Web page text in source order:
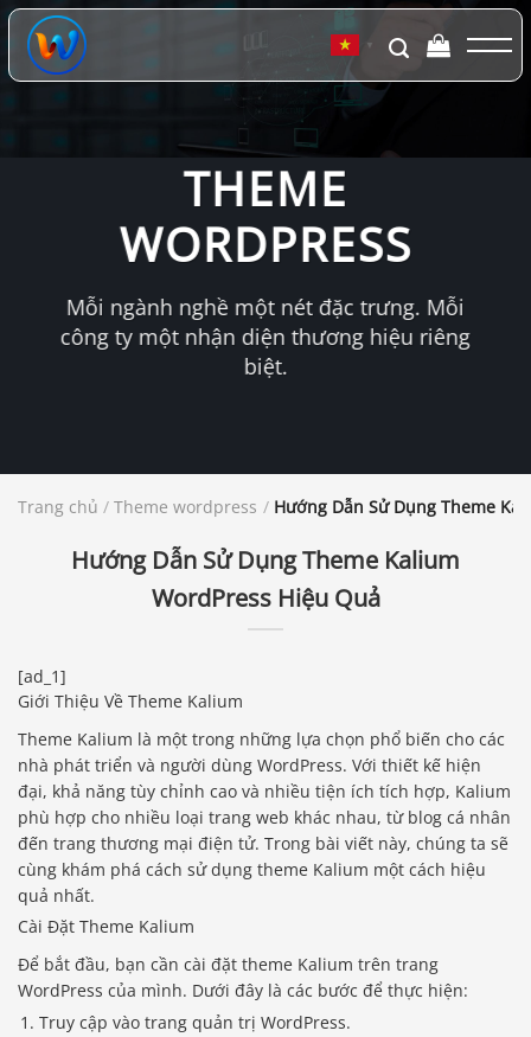
Chuyển
đến
dung
▼
THEME
WORDPRESS
Mỗi ngành nghề một nét đặc trưng. Mỗi
công ty một nhận diện thương hiệu riêng
biệt.
Trang chủ / Theme wordpress / Hướng Dẫn Sử Dụng Theme
Hướng Dẫn Sử Dụng Theme Kalium
WordPress Hiệu Quả
[ad_1]
Giới Thiệu Về Theme Kalium
Theme Kalium là một trong những lựa chọn phổ biến cho các
nhà phát triển và người dùng WordPress. Với thiết kế hiện
đại, khả năng tùy chỉnh cao và nhiều tiện ích tích hợp, Kalium
phù hợp cho nhiều loại trang web khác nhau, từ blog cá nhân
đến trang thương mại điện tử. Trong bài viết này, chúng ta sẽ
cùng khám phá cách sử dụng theme Kalium một cách hiệu
quả nhất.
Cài Đặt Theme Kalium
Để bắt đầu, bạn cần cài đặt theme Kalium trên trang
WordPress của mình. Dưới đây là các bước để thực hiện:
Truy cập vào trang quản trị WordPress.